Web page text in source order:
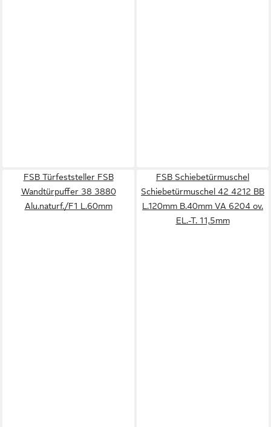
FSB Türfeststeller FSB
Wandtürpuffer 38 3880
Alu.naturf./F1 L.60mm
FSB Schiebetürmuschel
Schiebetürmuschel 42 4212 BB
L.120mm B.40mm VA 6204 ov.
EL.-T. 11,5mm